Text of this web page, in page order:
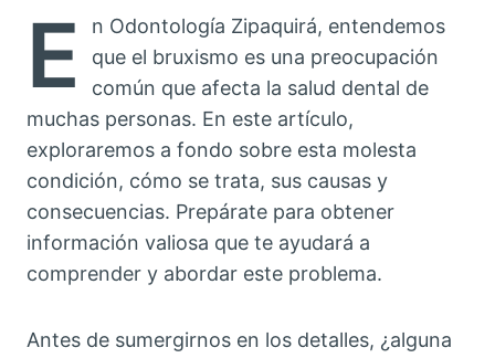
E
n Odontología Zipaquirá, entendemos
que el bruxismo es una preocupación
común que afecta la salud dental de
muchas personas. En este artículo,
exploraremos a fondo sobre esta molesta
condición, cómo se trata, sus causas y
consecuencias. Prepárate para obtener
información valiosa que te ayudará a
comprender y abordar este problema.
Antes de sumergirnos en los detalles, ¿alguna